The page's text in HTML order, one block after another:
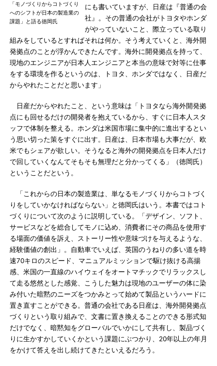
「モノづくりからコトづくり
へのシフトが日本の製造業の
課題」と語る徳岡氏
にも書いていますが、日産は『普通の会
社』。その普通の会社がトヨタやホンダ
がやっていないこと、際立っている取り
組みをしているとすればそれは何か。そう考えていくと、海外開
発拠点のことが浮かんできたんです。海外に開発拠点を持って、
現地のエンジニアが日本人エンジニアと本当の意味で対等に仕事
をする環境を作るというのは、トヨタ、ホンダではなく、日産だ
からやれたことだと思います」
日産だからやれたこと、という意味は「トヨタなら海外開発拠
点にも回せるだけの開発者を抱えているから、すぐに日本人スタ
ッフで体制を整える。ホンダは米国市場に集中的に進出するとい
う思い切った策をすぐに出す。日産は、日本市場も大事だが、欧
米でもシェアが欲しい。そうなると海外の開発拠点を日本人だけ
で回していくなんてそもそも無理だと分かってくる」（徳岡氏）
ということだという。
「これからの日本の製造業は、単なるモノづくりからコトづく
りをしていかなければならない」と徳岡氏はいう。本書ではコト
づくりについて次のように説明している。「デザイン、ソフト、
サービスなどを総合してモノに込め、消費者にその商品を使用す
る場面の価値を訴え、ストーリー性や意味づけを与えるような、
経験価値の創出」。自動車でいえば、英国のうねりの多い道を時
速70キロのスピード、マニュアルミッションで駆け抜ける高揚
感、米国の一直線のハイウェイをオートマチックでリラックスし
て走る悠然とした感覚、こうした魅力は現地のユーザーの体に染
み付いた暗黙のニーズをつかみとって始めて製品というハードに
置き直すことができる。普通の会社である日産は、海外開発拠点
づくりという取り組みで、文書に置き換えることのできる形式知
だけでなく、暗黙知をグローバルでいかにして共有し、製品づく
りに生かすかしていくかという課題にぶつかり、20年以上の年月
をかけて答えを出し続けてきたといえるだろう。